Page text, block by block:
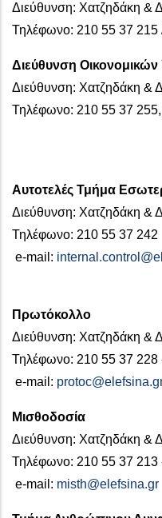
Διεύθυνση: Χατζηδάκη &
Τηλέφωνο: 210 55 37 215
Διεύθυνση
Διεύθυνση: Χατζηδάκη &
Τηλέφωνο: 210 55 37
Αυτοτελές Τμήμα
Διεύθυνση: Χατζηδάκη &
Τηλέφωνο: 210 55 37 242
e-mail:
Πρωτόκολλο
Διεύθυνση: Χατζηδάκη &
Τηλέφωνο: 210 55 37 228
e-mail:
Μισθοδοσία
Διεύθυνση: Χατζηδάκη &
Τηλέφωνο: 210 55 37 213
e-mail: misth@elefsina.gr